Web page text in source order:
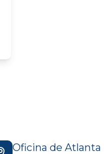
Oficina de Atlanta